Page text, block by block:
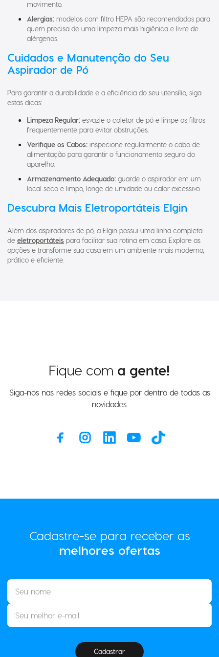
quem precisa de uma limpeza mais higiênica e livre de
alérgenos.
Cuidados e Manutenção do Seu
Aspirador de Pó
estas dicas:
frequentemente para evitar obstruções.
alimentação para garantir o funcionamento seguro do
aparelho.
local seco e limpo, longe de umidade ou calor excessivo.
Descubra Mais Eletroportáteis Elgin
deeletroportáteispara facilitar sua rotina em casa. Explore as
opções e transforme sua casa em um ambiente mais moderno,
prático e eficiente.
Fique com a gente!
Siga-nos nas redes sociais e fique por dentro de todas as
novidades.
Cadastre-se para receber as
melhores ofertas
Cadastrar